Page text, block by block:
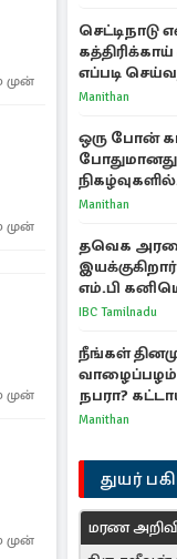
முன்
முன்
முன்
முன்
கத்திரிக்காய்
எப்படி
Manithan
ஒரு போன்
நிகழ்வுகளில்
பங்கேற்காதது
Manithan
தவெக
எம்.பி
IBC Tamilnadu
நீங்கள்
வாழைப்பழம்
நபரா?
தெரிந்து
Manithan
துயர்
மரண